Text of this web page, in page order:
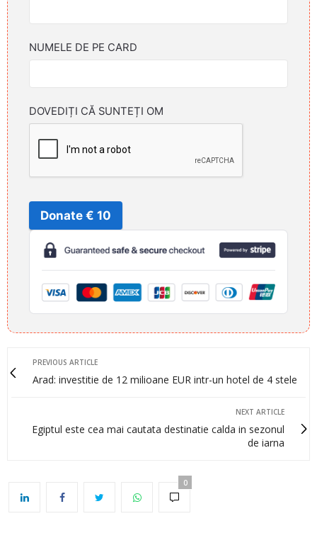
NUMELE DE PE CARD
DOVEDIȚI CĂ SUNTEȚI OM
Donate € 10
PREVIOUS ARTICLE
Arad: investitie de 12 milioane EUR intr-un hotel de 4 stele
NEXT ARTICLE
Egiptul este cea mai cautata destinatie calda in sezonul
de iarna
0